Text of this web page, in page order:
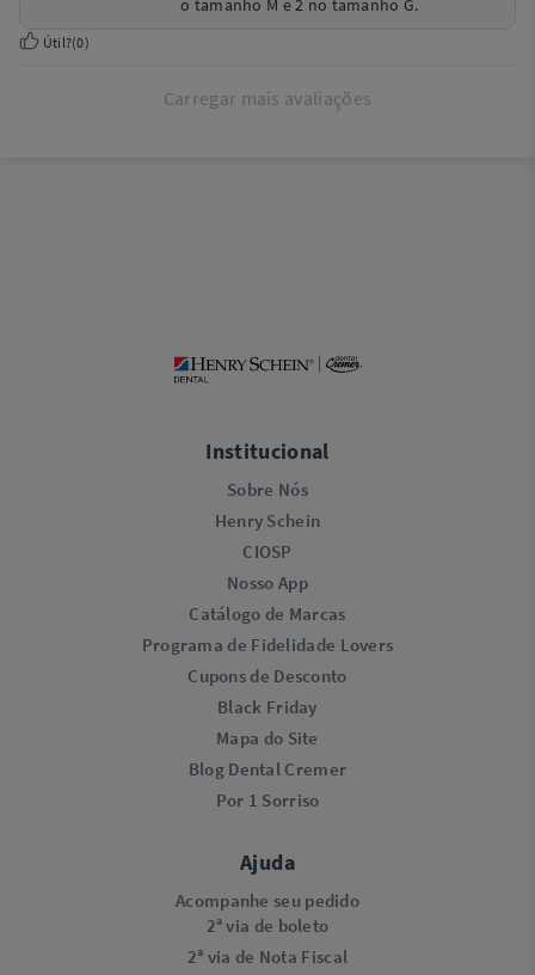
o tamanho M e 2 no tamanho G.
Um abraço,
Equipe Dental Cremer
Útil?(0)
Carregar mais avaliações
Institucional
Sobre Nós
Henry Schein
CIOSP
Nosso App
Catálogo de Marcas
Programa de Fidelidade Lovers​
Cupons de Desconto
Black Friday
Mapa do Site
Blog Dental Cremer
Por 1 Sorriso
Ajuda
Acompanhe seu pedido
2ª via de boleto
2ª via de Nota Fiscal